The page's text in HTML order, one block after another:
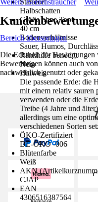
Standort
Halbschatten
Größe ohne Topf
40 cm
Bodenverhältnisse
Sauer, Humos,
Rankhilfe benötigt
Nein
Hinweis
Die passende Erde: die
mit einem relativ sauren
verwenden oder die
Treibe (4 Jahre und
allerdings um eine
verschiedenen Sorten
ÖKO-Zertifiziert
DE-ÖKO -006
Blütenfarbe
Weiß
AKN
CJAP
EAN
4306516387564
Weitere Beerensträucher
Bereich überspringen
Die Echtheit der
Bewertungen können auch
nachweislich genutzt oder